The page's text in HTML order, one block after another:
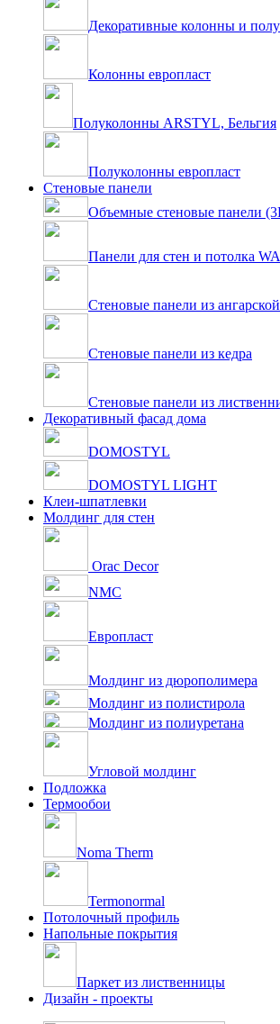
Декоративные колонны и
Колонны европласт
Полуколонны ARSTYL, Бельгия
Полуколонны европласт
Стеновые панели
Объемные стеновые панели
Панели для стен и потолка
Стеновые панели из
Стеновые панели из кедра
Стеновые панели из
Декоративный фасад дома
DOMOSTYL
DOMOSTYL LIGHT
Клеи-шпатлевки
Молдинг для стен
Orac Decor
NMC
Европласт
Молдинг из дюрополимера
Молдинг из полистирола
Молдинг из полиуретана
Угловой молдинг
Подложка
Термообои
Noma Therm
Termonormal
Потолочный профиль
Напольные покрытия
Паркет из лиственницы
Дизайн - проекты